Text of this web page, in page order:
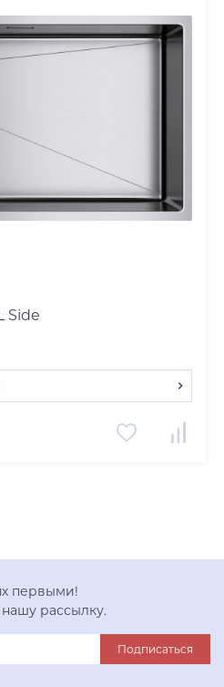
Side
первыми!
рассылку.
Подписаться